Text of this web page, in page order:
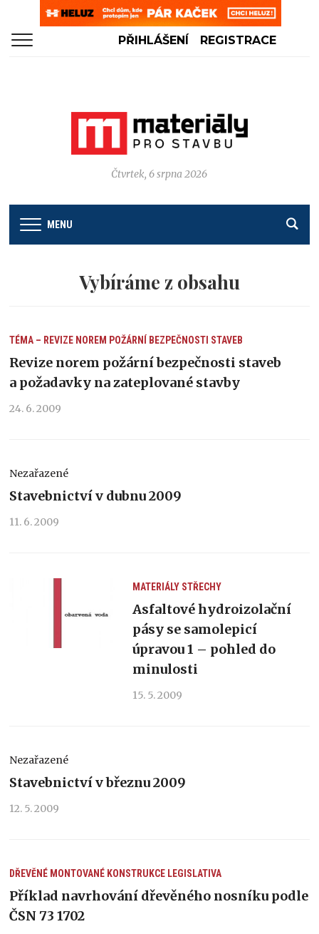
PŘIHLÁŠENÍ REGISTRACE
Čtvrtek, 6 srpna 2026
MENU
Vybíráme z obsahu
TÉMA – REVIZE NOREM POŽÁRNÍ BEZPEČNOSTI STAVEB
Revize norem požární bezpečnosti staveb
a požadavky na zateplované stavby
24. 6. 2009
Nezařazené
Stavebnictví v dubnu 2009
11. 6. 2009
MATERIÁLY STŘECHY
Asfaltové hydroizolační
pásy se samolepicí
úpravou 1 – pohled do
minulosti
15. 5. 2009
Nezařazené
Stavebnictví v březnu 2009
12. 5. 2009
DŘEVĚNÉ MONTOVANÉ KONSTRUKCE LEGISLATIVA
Příklad navrhování dřevěného nosníku podle
ČSN 73 1702